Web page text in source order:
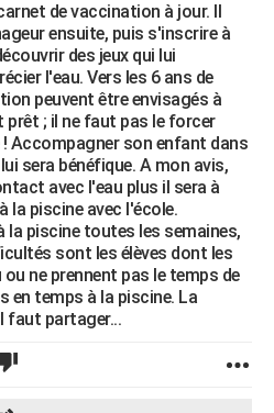
de vaccination à jour. Il
ensuite, puis s'inscrire à
des jeux qui lui
l'eau. Vers les 6 ans de
peuvent être envisagés à
; il ne faut pas le forcer
Accompagner son enfant dans
sera bénéfique. A mon avis,
avec l'eau plus il sera à
la piscine avec l'école.
la piscine toutes les semaines,
sont les élèves dont les
ne prennent pas le temps de
en temps à la piscine. La
faut partager...